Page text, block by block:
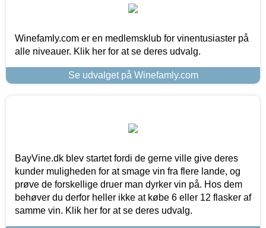
Winefamly.com er en medlemsklub for vinentusiaster på
alle niveauer. Klik her for at se deres udvalg.
Se udvalget på Winefamly.com
BayVine.dk blev startet fordi de gerne ville give deres
kunder muligheden for at smage vin fra flere lande, og
prøve de forskellige druer man dyrker vin på. Hos dem
behøver du derfor heller ikke at købe 6 eller 12 flasker af
samme vin. Klik her for at se deres udvalg.